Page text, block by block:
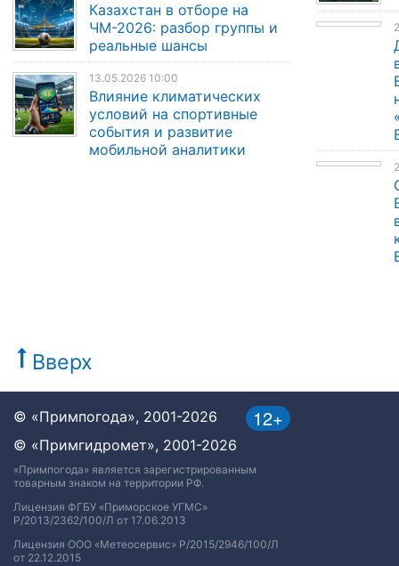
Казахстан в отборе на
ЧМ-2026: разбор группы и
реальные шансы
13.05.2026 10:00
Влияние климатических
условий на спортивные
события и развитие
мобильной аналитики
Вверх
12+
© «Примпогода», 2001-2026
© «Примгидромет», 2001-2026
«Примпогода» является зарегистрированным
товарным знаком на территории РФ.
Лицензия ФГБУ «Приморское УГМС»
Р/2013/2362/100/Л от 17.06.2013
Лицензия ООО «Метеосервис» Р/2015/2946/100/Л
от 22.12.2015